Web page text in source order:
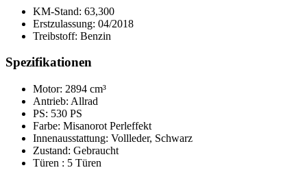
KM-Stand: 63,300
Erstzulassung: 04/2018
Treibstoff: Benzin
Spezifikationen
Motor: 2894 cm³
Antrieb: Allrad
PS: 530 PS
Farbe: Misanorot Perleffekt
Innenausstattung: Vollleder, Schwarz
Zustand: Gebraucht
Türen : 5 Türen